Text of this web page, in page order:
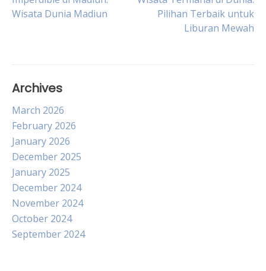
navigation
Wisata Dunia Madiun
Pilihan Terbaik untuk
Liburan Mewah
Archives
March 2026
February 2026
January 2026
December 2025
January 2025
December 2024
November 2024
October 2024
September 2024